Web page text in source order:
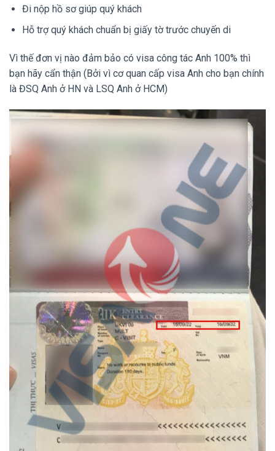
Đi nộp hồ sơ giúp quý khách
Hỗ trợ quý khách chuẩn bị giấy tờ trước chuyến di
Vì thế đơn vị nào đảm bảo có visa công tác Anh 100% thì
bạn hãy cẩn thận (Bởi vì cơ quan cấp visa Anh cho bạn chính
là ĐSQ Anh ở HN và LSQ Anh ở HCM)